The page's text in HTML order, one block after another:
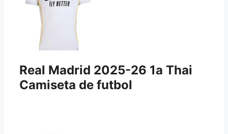
Real Madrid 2025-26 1a Thai
Camiseta de futbol